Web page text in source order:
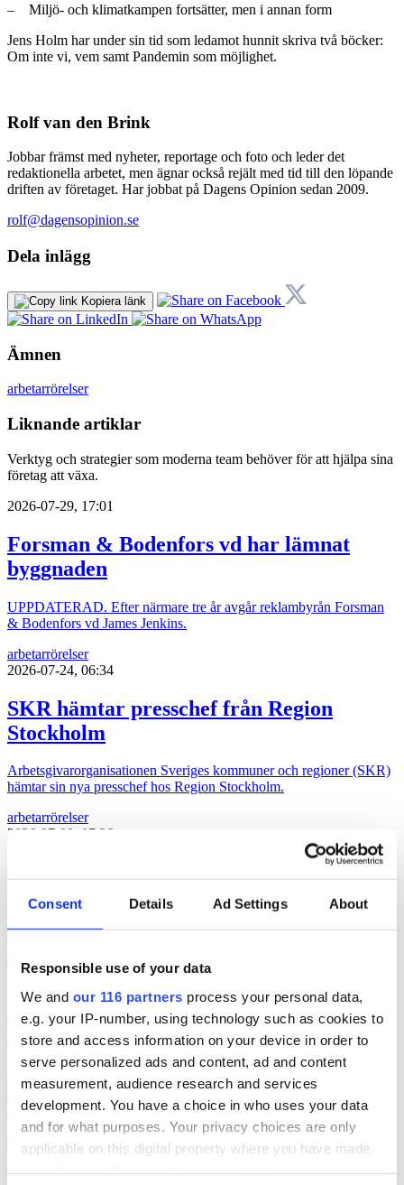
Consent Details Ad Settings About
Responsible use of your data
We and our 116 partners process your personal data,
e.g. your IP-number, using technology such as cookies to
store and access information on your device in order to
serve personalized ads and content, ad and content
measurement, audience research and services
development. You have a choice in who uses your data
and for what purposes. Your privacy choices are only
applicable on this digital property where you have made
– Miljö- och klimatkampen fortsätter, men i annan form
Jens Holm har under sin tid som ledamot hunnit skriva två böcker:
Om inte vi, vem samt Pandemin som möjlighet.
Rolf van den Brink
Jobbar främst med nyheter, reportage och foto och leder det
redaktionella arbetet, men ägnar också rejält med tid till den löpande
driften av företaget. Har jobbat på Dagens Opinion sedan 2009.
rolf@dagensopinion.se
Dela inlägg
Kopiera länk
Ämnen
arbetarrörelser
Liknande artiklar
Verktyg och strategier som moderna team behöver för att hjälpa sina
företag att växa.
2026-07-29, 17:01
Forsman & Bodenfors vd har lämnat
byggnaden
UPPDATERAD. Efter närmare tre år avgår reklambyrån Forsman
& Bodenfors vd James Jenkins.
arbetarrörelser
2026-07-24, 06:34
SKR hämtar presschef från Region
Stockholm
Arbetsgivarorganisationen Sveriges kommuner och regioner (SKR)
hämtar sin nya presschef hos Region Stockholm.
arbetarrörelser
2026-07-08, 07:36
Reklamprofil ska lyfta fotograferna
Svenska Fotografers Förbund (SFF) tar in en profil från
reklambranschen som ny verksamhetsledare.
2026-07-03, 14:27
Statssekreterare lämnar regeringen för
nya jobb
Inför en eventuell valförlust kan det vara läge att ge
regeringstrotjänare nya jobb. I alla fall har två statssekreterare i
Tidöregeringen på kort tid utnämnts till långsiktiga roller.
2026-07-03, 06:04